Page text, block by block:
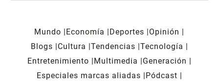
Mundo Economía Deportes
Opinión
Blogs
Cultura Tendencias Tecnología
Entretenimiento
Multimedia
Generación
Especiales marcas aliadas
Pódcast